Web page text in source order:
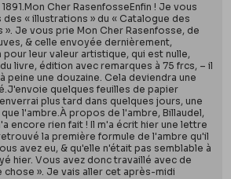
1891.Mon Cher RasenfosseEnfin ! Je vous
« illustrations » du « Catalogue des
». Je vous prie Mon Cher Rasenfosse, de
& celle envoyée dernièrement,
leur valeur artistique, qui est nulle,
livre, édition avec remarques à 75 frcs, – il
peine une douzaine. Cela deviendra une
quelques feuilles de papier
plus tard dans quelques jours, une
l'ambre.À propos de l'ambre, Billaudel,
encore rien fait ! Il m'a écrit hier une lettre
la première formule de l'ambre qu'il
avez eu, & qu'elle n'était pas semblable à
hier. Vous avez donc travaillé avec de
chose ». Je vais aller cet après-midi